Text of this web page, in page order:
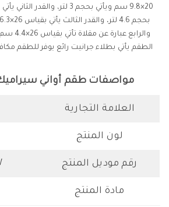
الطقم يأتي بطلاء جرانيت رائع يوفر للطقم
مواصفات طقم أواني سيراميك
العلامة التجارية
لون المنتج
رقم موديل المنتج
مادة المنتج